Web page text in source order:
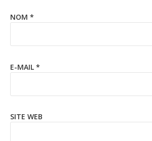
NOM *
E-MAIL *
SITE WEB